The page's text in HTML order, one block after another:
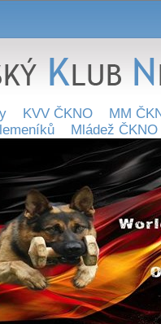
KVV ČKNO MM
Mládež ČKNO